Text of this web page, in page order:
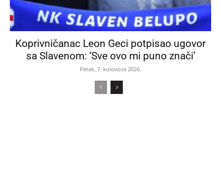
Koprivničanac Leon Geci potpisao ugovor
sa Slavenom: ‘Sve ovo mi puno znači’
Petak, 7. kolovoza 2026.